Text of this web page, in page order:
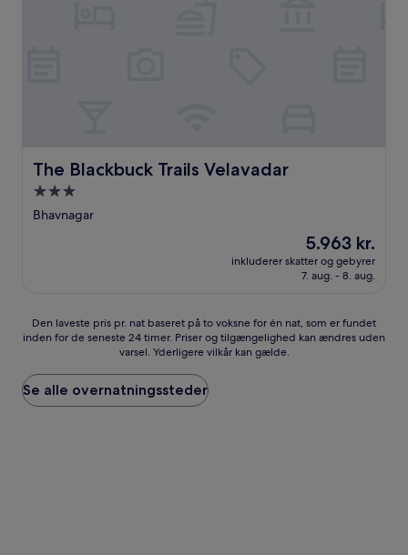
The Blackbuck Trails Velavadar
The Blackbuck Trails Velavadar
3.0-
stjernet
Bhavnagar
Prisen
er
5.963 kr.
5.963 kr.
inkluderer skatter og gebyrer
7. aug. - 8. aug.
Den
laveste
pr.
nat
baseret
Den laveste pris pr. nat baseret på to voksne for én nat, som er fundet
inden for de seneste 24 timer. Priser og tilgængelighed kan ændres uden
varsel. Yderligere vilkår kan gælde.
Se alle overnatningssteder